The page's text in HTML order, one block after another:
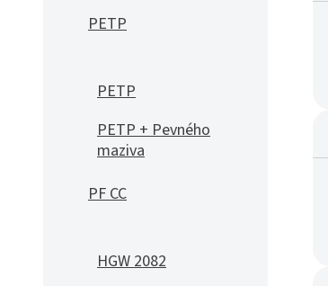
PETP
PETP
PETP + Pevného
maziva
PF CC
HGW 2082